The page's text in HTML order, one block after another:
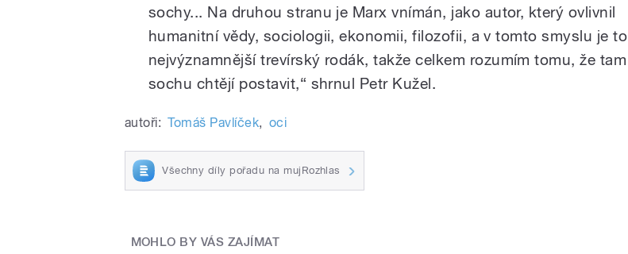
sochy... Na druhou stranu je Marx vnímán, jako autor, který ovlivnil
humanitní vědy, sociologii, ekonomii, filozofii, a v tomto smyslu je to
nejvýznamnější trevírský rodák, takže celkem rozumím tomu, že tam
sochu chtějí postavit,“ shrnul Petr Kužel.
autoři: Tomáš Pavlíček, oci
Všechny díly pořadu na mujRozhlas
MOHLO BY VÁS ZAJÍMAT